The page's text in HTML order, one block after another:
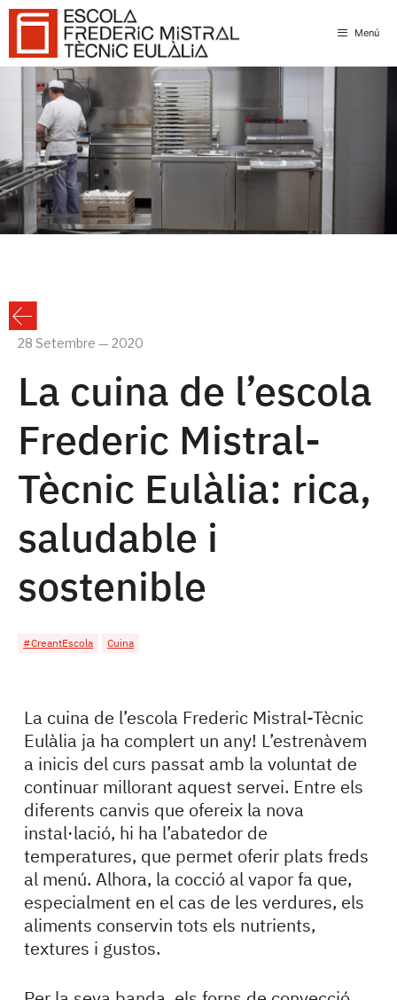
Skip
Menú
28 Setembre — 2020
La cuina de l’escola
Frederic Mistral-
Tècnic Eulàlia: rica,
saludable i
sostenible
#CreantEscola Cuina
La cuina de l’escola Frederic Mistral-Tècnic
Eulàlia ja ha complert un any! L’estrenàvem
a inicis del curs passat amb la voluntat de
continuar millorant aquest servei. Entre els
diferents canvis que ofereix la nova
instal·lació, hi ha l’abatedor de
temperatures, que permet oferir plats freds
al menú. Alhora, la cocció al vapor fa que,
especialment en el cas de les verdures, els
aliments conservin tots els nutrients,
textures i gustos.